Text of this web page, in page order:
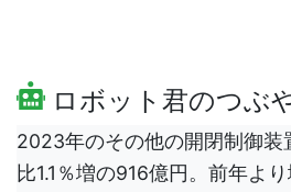
ロボット君のつぶ
2023年のその他の開閉制御装
比1.1％増の916億円。前年よ